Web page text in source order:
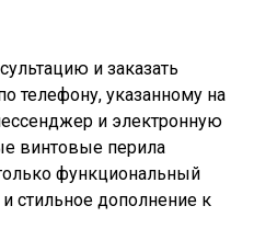
и заказать
телефону, указанному на
и электронную
винтовые перила
функциональный
стильное дополнение к